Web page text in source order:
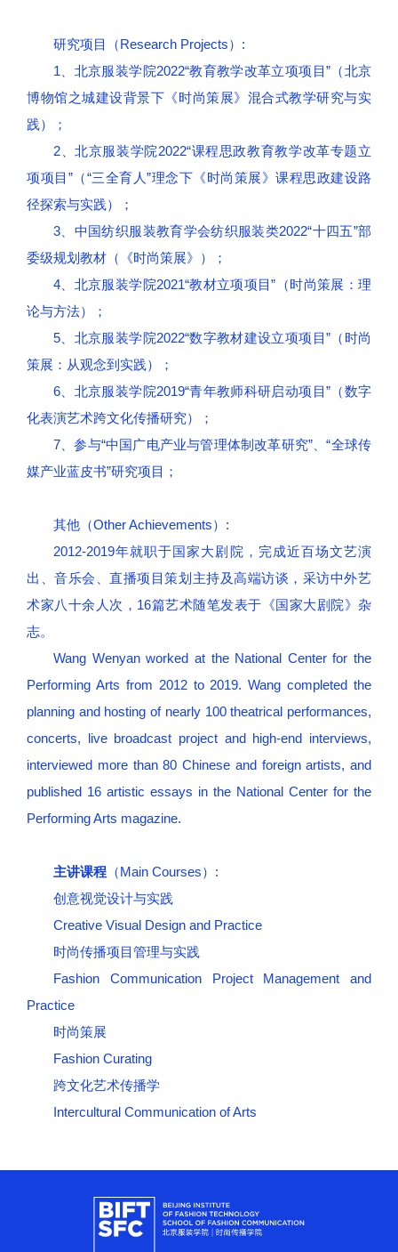
研究项目（Research Projects）:
1、北京服装学院2022“教育教学改革立项项目”（北京
博物馆之城建设背景下《时尚策展》混合式教学研究与实
践）；
2、北京服装学院2022“课程思政教育教学改革专题立
项项目”（“三全育人”理念下《时尚策展》课程思政建设路
径探索与实践）；
3、中国纺织服装教育学会纺织服装类2022“十四五”部
委级规划教材（《时尚策展》）；
4、北京服装学院2021“教材立项项目”（时尚策展：理
论与方法）；
5、北京服装学院2022“数字教材建设立项项目”（时尚
策展：从观念到实践）；
6、北京服装学院2019“青年教师科研启动项目”（数字
化表演艺术跨文化传播研究）；
7、参与“中国广电产业与管理体制改革研究”、“全球传
媒产业蓝皮书”研究项目；
其他（Other Achievements）:
2012-2019年就职于国家大剧院，完成近百场文艺演
出、音乐会、直播项目策划主持及高端访谈，采访中外艺
术家八十余人次，16篇艺术随笔发表于《国家大剧院》杂
志。
Wang Wenyan worked at the National Center for the
Performing Arts from 2012 to 2019. Wang completed the
planning and hosting of nearly 100 theatrical performances,
concerts, live broadcast project and high-end interviews,
interviewed more than 80 Chinese and foreign artists, and
published 16 artistic essays in the National Center for the
Performing Arts magazine.
主讲课程 （Main Courses）:
创意视觉设计与实践
Creative Visual Design and Practice
时尚传播项目管理与实践
Fashion Communication Project Management and
Practice
时尚策展
Fashion Curating
跨文化艺术传播学
Intercultural Communication of Arts